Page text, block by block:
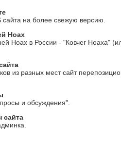
на более свежую версию.
Ноах
Ноах в России - "Ковчег Ноаха"
из разных мест сайт
и обсуждения".
сайта